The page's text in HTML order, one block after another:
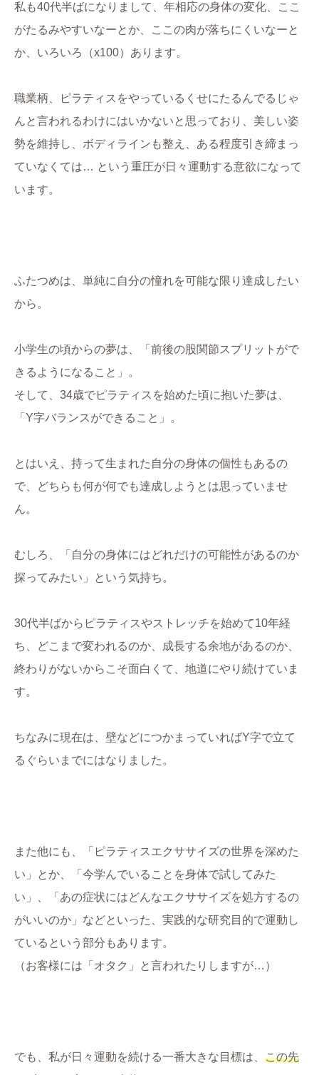
私も40代半ばになりまして、年相応の身体の変化、ここ
がたるみやすいなーとか、ここの肉が落ちにくいなーと
か、いろいろ（x100）あります。
職業柄、ピラティスをやっているくせにたるんでるじゃ
んと言われるわけにはいかないと思っており、美しい姿
勢を維持し、ボディラインも整え、ある程度引き締まっ
ていなくては… という重圧が日々運動する意欲になって
います。
ふたつめは、単純に自分の憧れを可能な限り達成したい
から。
小学生の頃からの夢は、「前後の股関節スプリットがで
きるようになること」。
そして、34歳でピラティスを始めた頃に抱いた夢は、
「Y字バランスができること」。
とはいえ、持って生まれた自分の身体の個性もあるの
で、どちらも何が何でも達成しようとは思っていませ
ん。
むしろ、「自分の身体にはどれだけの可能性があるのか
探ってみたい」という気持ち。
30代半ばからピラティスやストレッチを始めて10年経
ち、どこまで変われるのか、成長する余地があるのか、
終わりがないからこそ面白くて、地道にやり続けていま
す。
ちなみに現在は、壁などにつかまっていればY字で立て
るぐらいまでにはなりました。
また他にも、「ピラティスエクササイズの世界を深めた
い」とか、「今学んでいることを身体で試してみた
い」、「あの症状にはどんなエクササイズを処方するの
がいいのか」などといった、実践的な研究目的で運動し
ているという部分もあります。
（お客様には「オタク」と言われたりしますが…）
でも、私が日々運動を続ける一番大きな目標は、 この先